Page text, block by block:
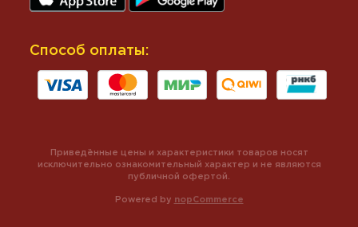
Способ оплаты:
Powered by nopCommerce
Приведённые цены и характеристики товаров носят
исключительно ознакомительный характер и не являются
публичной офертой.